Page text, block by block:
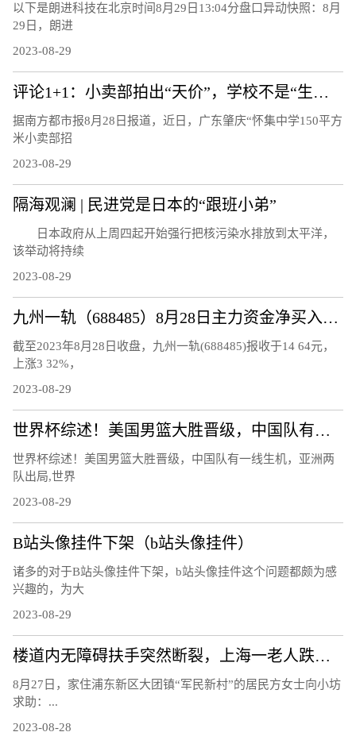
以下是朗进科技在北京时间8月29日13:04分盘口异动快照：8月
29日，朗进
2023-08-29
评论1+1：小卖部拍出“天价”，学校不是“生意场”
据南方都市报8月28日报道，近日，广东肇庆“怀集中学150平方
米小卖部招
2023-08-29
隔海观澜 | 民进党是日本的“跟班小弟”
日本政府从上周四起开始强行把核污染水排放到太平洋，
该举动将持续
2023-08-29
九州一轨（688485）8月28日主力资金净买入118.92万元
截至2023年8月28日收盘，九州一轨(688485)报收于14 64元，
上涨3 32%，
2023-08-29
世界杯综述！美国男篮大胜晋级，中国队有一线生机，亚洲两队出局
世界杯综述！美国男篮大胜晋级，中国队有一线生机，亚洲两
队出局,世界
2023-08-29
B站头像挂件下架（b站头像挂件）
诸多的对于B站头像挂件下架，b站头像挂件这个问题都颇为感
兴趣的，为大
2023-08-29
楼道内无障碍扶手突然断裂，上海一老人跌下台阶右手骨折，责任谁担？
8月27日，家住浦东新区大团镇“军民新村”的居民方女士向小坊
求助：...
2023-08-28